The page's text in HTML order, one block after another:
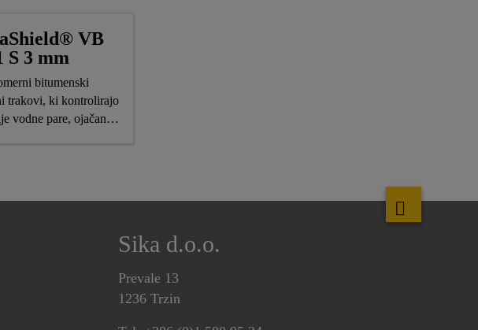
VB
S 3 mm
bitumenski
trakovi, ki kontrolirajo
vodne pare, ojačani z
Sika d.o.o.
Prevale 13
1236 Trzin